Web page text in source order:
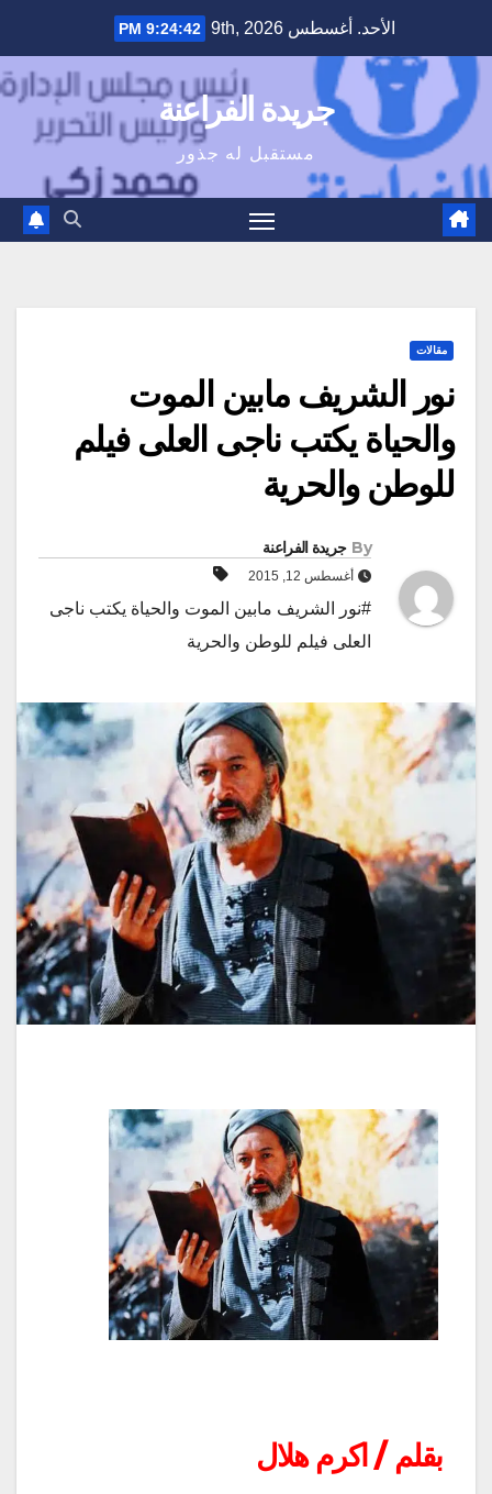
content
الأحد. أغسطس 9th, 2026 9:24:43 PM
جريدة الفراعنة
مستقبل له جذور
مقالات
نور الشريف مابين الموت
والحياة يكتب ناجى العلى فيلم
للوطن والحرية
By جريدة الفراعنة
أغسطس 12, 2015
#نور الشريف مابين الموت والحياة يكتب ناجى
العلى فيلم للوطن والحرية
بقلم / اكرم هلال